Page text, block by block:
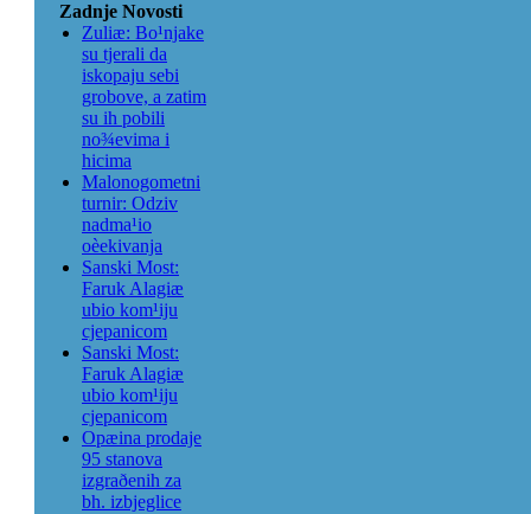
Zadnje Novosti
Zuliæ: Bo¹njake
su tjerali da
iskopaju sebi
grobove, a zatim
su ih pobili
no¾evima i
hicima
Malonogometni
turnir: Odziv
nadma¹io
oèekivanja
Sanski Most:
Faruk Alagiæ
ubio kom¹iju
cjepanicom
Sanski Most:
Faruk Alagiæ
ubio kom¹iju
cjepanicom
Opæina prodaje
95 stanova
izgraðenih za
bh. izbjeglice